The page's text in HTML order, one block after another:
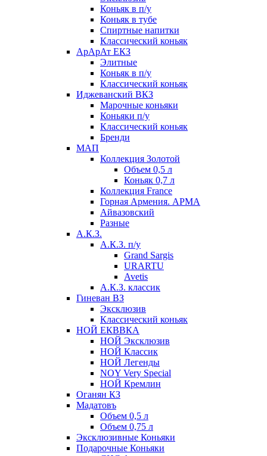
Коньяк в п/у
Коньяк в тубе
Спиртные напитки
Классический коньяк
АрАрАт ЕКЗ
Элитные
Коньяк в п/у
Классический коньяк
Иджеванский ВКЗ
Марочные коньяки
Коньяки п/у
Классический коньяк
Бренди
МАП
Коллекция Золотой
Объем 0,5 л
Коньяк 0,7 л
Коллекция France
Горная Армения. АРМА
Айвазовский
Разные
А.К.З.
А.К.З. п/у
Grand Sargis
URARTU
Avetis
А.К.З. классик
Гиневан ВЗ
Эксклюзив
Классический коньяк
НОЙ ЕКВВКА
НОЙ Эксклюзив
НОЙ Классик
НОЙ Легенды
NOY Very Speсial
НОЙ Кремлин
Оганян КЗ
Мадатовъ
Объем 0,5 л
Объем 0,75 л
Эксклюзивные Коньяки
Подарочные Коньяки